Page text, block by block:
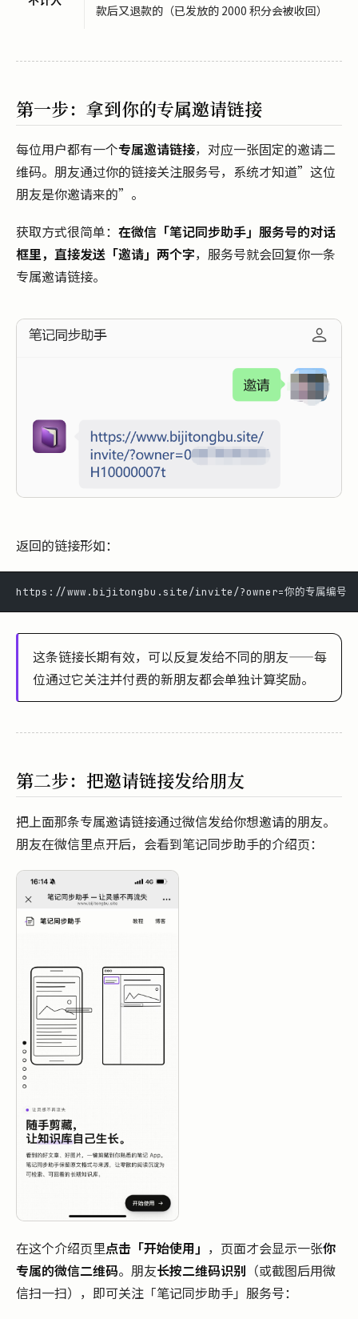
款后又退款的（已发放的 2000 积分会被收回）
第一步：拿到你的专属邀请链接
每位用户都有一个专属邀请链接，对应一张固定的邀请二
维码。朋友通过你的链接关注服务号，系统才知道”这位
朋友是你邀请来的”。
获取方式很简单： 在微信「笔记同步助手」服务号的对话
框里，直接发送「邀请」两个字，服务号就会回复你一条
专属邀请链接。
返回的链接形如：
https://www.bijitongbu.site/invite/?owner=你的专属编号
这条链接长期有效，可以反复发给不同的朋友——每
位通过它关注并付费的新朋友都会单独计算奖励。
第二步：把邀请链接发给朋友
把上面那条专属邀请链接通过微信发给你想邀请的朋友。
朋友在微信里点开后，会看到笔记同步助手的介绍页：
在这个介绍页里点击「开始使用」 ，页面才会显示一张你
专属的微信二维码。朋友长按二维码识别 （或截图后用微
信扫一扫），即可关注「笔记同步助手」服务号：